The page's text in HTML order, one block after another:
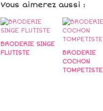
Vous aimerez aussi :
BRODERIE SINGE
FLUTISTE
BRODERIE
COCHON
TOMPETISTE